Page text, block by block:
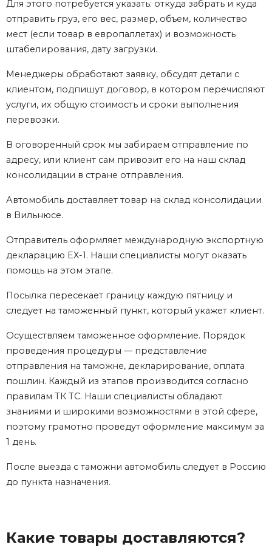
Для этого потребуется указать: откуда забрать и куда
отправить груз, его вес, размер, объем, количество
мест (если товар в европаллетах) и возможность
штабелирования, дату загрузки.
Менеджеры обработают заявку, обсудят детали с
клиентом, подпишут договор, в котором перечисляют
услуги, их общую стоимость и сроки выполнения
перевозки.
В оговоренный срок мы забираем отправление по
адресу, или клиент сам привозит его на наш склад
консолидации в стране отправления.
Автомобиль доставляет товар на склад консолидации
в Вильнюсе.
Отправитель оформляет международную экспортную
декларацию ЕХ-1. Наши специалисты могут оказать
помощь на этом этапе.
Посылка пересекает границу каждую пятницу и
следует на таможенный пункт, который укажет клиент.
Осуществляем таможенное оформление. Порядок
проведения процедуры — представление
отправления на таможне, декларирование, оплата
пошлин. Каждый из этапов производится согласно
правилам ТК ТС. Наши специалисты обладают
знаниями и широкими возможностями в этой сфере,
поэтому грамотно проведут оформление максимум за
1 день.
После выезда с таможни автомобиль следует в Россию
до пункта назначения.
Какие товары доставляются?